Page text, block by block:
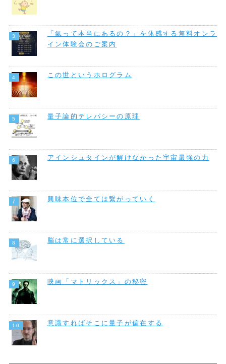
「氣って本当にあるの？」を体感する無料オンラ
イン体験会のご案内
この世というホログラム
量子論的テレパシーの原理
アインシュタインが解けなかった宇宙最強の力
興味本位で全ては繋がっていく
脳は常に選択している
映画「マトリックス」の秘密
意識すればそこに量子が偏在する